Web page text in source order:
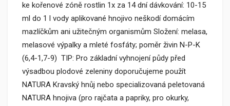
ke kořenové zóně rostlin 1x za 14 dní dávkování: 10-15
ml do 1 l vody aplikované hnojivo neškodí domácím
mazlíčkům ani užitečným organismům Složení: melasa,
melasové výpalky a mleté fosfáty; poměr živin N-P-K
(6,4-1,7-9) TIP: Pro základní vyhnojení půdy před
výsadbou plodové zeleniny doporučujeme použít
NATURA Kravský hnůj nebo specializovaná peletovaná
NATURA hnojiva (pro rajčata a papriky, pro okurky,